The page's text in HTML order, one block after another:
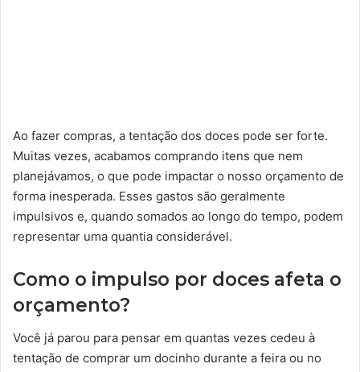
Ao fazer compras, a tentação dos doces pode ser forte.
Muitas vezes, acabamos comprando itens que nem
planejávamos, o que pode impactar o nosso orçamento de
forma inesperada. Esses gastos são geralmente
impulsivos e, quando somados ao longo do tempo, podem
representar uma quantia considerável.
Como o impulso por doces afeta o
orçamento?
Você já parou para pensar em quantas vezes cedeu à
tentação de comprar um docinho durante a feira ou no